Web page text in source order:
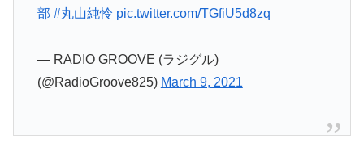
部 #丸山純怜 pic.twitter.com/TGfiU5d8zq
— RADIO GROOVE (ラジグル)
(@RadioGroove825) March 9, 2021